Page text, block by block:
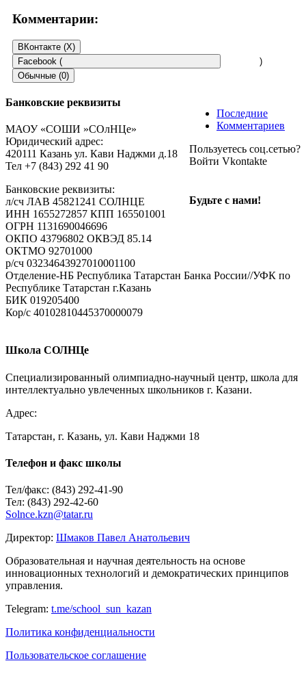
Комментарии:
ВКонтакте (X)
Facebook (
)
Обычные (0)
Пользуетесь соц.сетью?
Войти Vkontakte
Ваш e-mail не будет опубликован.
помечены*
Комментарий
Сайт
Последние
Комментариев
Пользуетесь соц.сетью?
Войти Vkontakte
Будьте с нами!
Банковские реквизиты
МАОУ «СОШИ »СОлНЦе»
Юридический адрес:
420111 Казань ул. Кави Наджми д.18
Тел +7 (843) 292 41 90
Банковские реквизиты:
л/сч ЛАВ 45821241 СОЛНЦЕ
ИНН 1655272857 КПП 165501001
ОГРН 1131690046696
ОКПО 43796802 ОКВЭД 85.14
ОКТМО 92701000
р/cч 03234643927010001100
Отделение-НБ Республика Татарстан Банка России//УФК по
Республике Татарстан г.Казань
БИК 019205400
Кор/с 40102810445370000079
Школа СОЛНЦе
Специализированный олимпиадно-научный центр, школа для
интеллектуально увлеченных школьников г. Казани.
Адрес:
Татарстан, г. Казань, ул. Кави Наджми 18
Телефон и факс школы
Тел/факс: (843) 292-41-90
Тел: (843) 292-42-60
Solnce.kzn@tatar.ru
Директор: Шмаков Павел Анатольевич
Образовательная и научная деятельность на основе
инновационных технологий и демократических принципов
управления.
Telegram: t.me/school_sun_kazan
Политика конфиденциальности
Пользовательское соглашение